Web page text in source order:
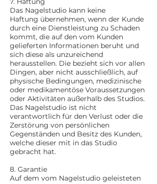
Das Nagelstudio kann keine
Haftung übernehmen, wenn der Kunde
durch eine Dienstleistung zu Schaden
kommt, die auf den vom Kunden
gelieferten Informationen beruht und
sich diese als unzureichend
herausstellen. Die bezieht sich vor allen
Dingen, aber nicht ausschließlich, auf
physische Bedingungen, medizinische
oder medikamentöse Voraussetzungen
oder Aktivitäten außerhalb des Studios.
Das Nagelstudio ist nicht
verantwortlich für den Verlust oder die
Zerstörung von persönlichen
Gegenständen und Besitz des Kunden,
welche dieser mit in das Studio
gebracht hat.
8. Garantie
Auf dem vom Nagelstudio geleisteten